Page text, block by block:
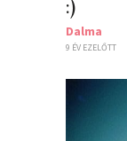
:)
Dalma
9 ÉV EZELŐTT